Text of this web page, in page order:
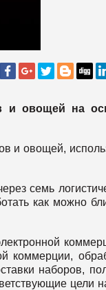
и овощей на
и овощей,
семь
как можно
коммерции,
наборов,
цели